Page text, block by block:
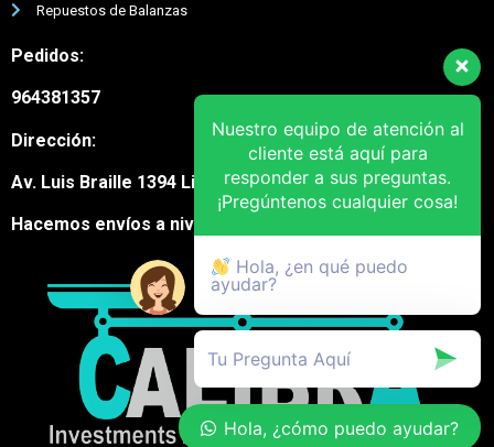
Repuestos de Balanzas
Pedidos:
964381357
Dirección:
Av. Luis Braille 1394 Lima Cercado
Hacemos envíos a nivel nacional
Nuestro equipo de atención al
cliente está aquí para
responder a sus preguntas.
¡Pregúntenos cualquier cosa!
Hola, ¿en qué puedo
ayudar?
Hola, ¿cómo puedo ayudar?